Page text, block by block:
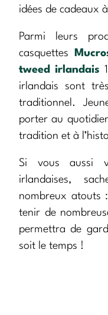
idées de cadeaux
Parmi leurs
casquettes
tweed irlandais
irlandais sont
traditionnel.
porter au
tradition et à
Si vous aussi
irlandaises,
nombreux atouts
tenir de
permettra de
soit le temps !